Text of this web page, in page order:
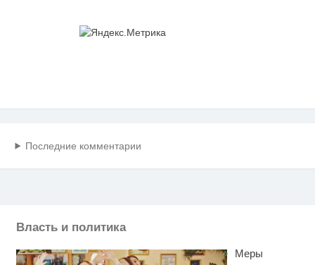
Последние комментарии
Власть и политика
Меры